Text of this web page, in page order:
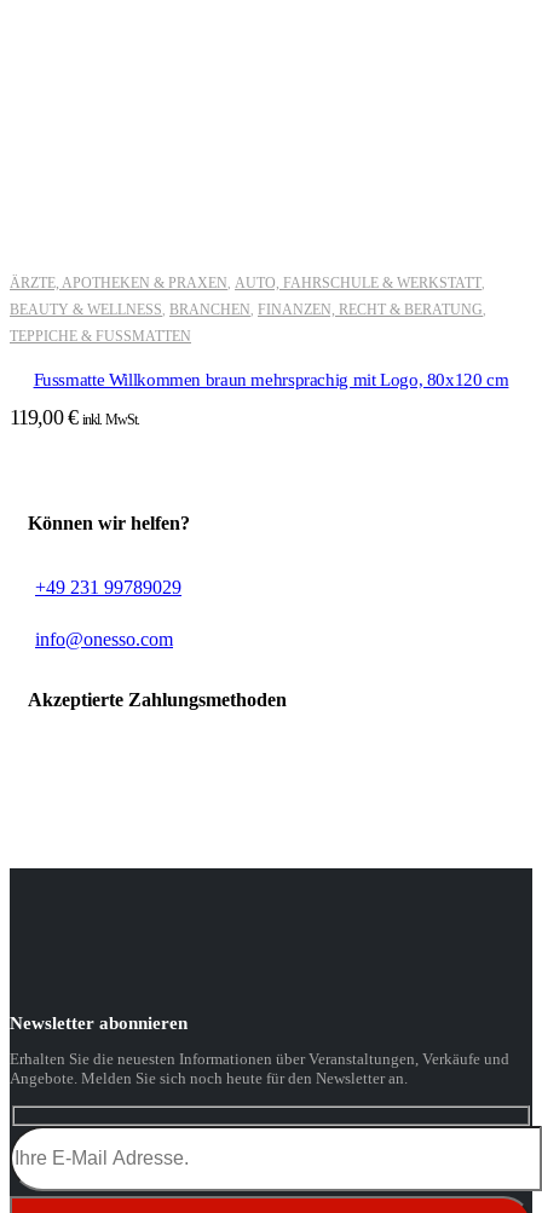
ÄRZTE, APOTHEKEN & PRAXEN AUTO, FAHRSCHULE & WERKSTATT
BEAUTY & WELLNESS BRANCHEN FINANZEN, RECHT & BERATUNG
TEPPICHE & FUSSMATTEN
Fussmatte Willkommen braun mehrsprachig mit Logo, 80x120 cm
119,00€ inkl. MwSt.
Können wir helfen?
+49 231 99789029
info@onesso.com
Akzeptierte Zahlungsmethoden
Newsletter abonnieren
Erhalten Sie die neuesten Informationen über Veranstaltungen, Verkäufe und
Angebote. Melden Sie sich noch heute für den Newsletter an.